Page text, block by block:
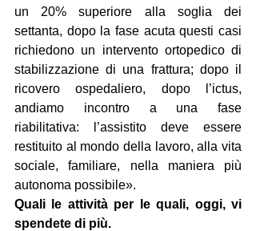
un 20% superiore alla soglia dei
settanta, dopo la fase acuta questi casi
richiedono un intervento ortopedico di
stabilizzazione di una frattura; dopo il
ricovero ospedaliero, dopo l’ictus,
andiamo incontro a una fase
riabilitativa: l’assistito deve essere
restituito al mondo della lavoro, alla vita
sociale, familiare, nella maniera più
autonoma possibile».
Quali le attività per le quali, oggi, vi
spendete di più.